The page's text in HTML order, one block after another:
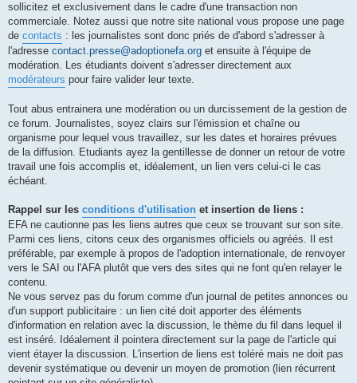
l
u
sollicitez et exclusivement dans le cadre d'une transaction non
commerciale. Notez aussi que notre site national vous propose une page
de contacts : les journalistes sont donc priés de d'abord s'adresser à
l'adresse contact.presse@adoptionefa.org et ensuite à l'équipe de
modération. Les étudiants doivent s'adresser directement aux
modérateurs pour faire valider leur texte.
Tout abus entrainera une modération ou un durcissement de la gestion de
ce forum. Journalistes, soyez clairs sur l'émission et chaîne ou
organisme pour lequel vous travaillez, sur les dates et horaires prévues
de la diffusion. Etudiants ayez la gentillesse de donner un retour de votre
travail une fois accomplis et, idéalement, un lien vers celui-ci le cas
échéant.
Rappel sur les conditions d'utilisation et insertion de liens :
EFA ne cautionne pas les liens autres que ceux se trouvant sur son site.
Parmi ces liens, citons ceux des organismes officiels ou agréés. Il est
préférable, par exemple à propos de l'adoption internationale, de renvoyer
vers le SAI ou l'AFA plutôt que vers des sites qui ne font qu'en relayer le
contenu.
Ne vous servez pas du forum comme d'un journal de petites annonces ou
d'un support publicitaire : un lien cité doit apporter des éléments
d'information en relation avec la discussion, le thème du fil dans lequel il
est inséré. Idéalement il pointera directement sur la page de l'article qui
vient étayer la discussion. L'insertion de liens est toléré mais ne doit pas
devenir systématique ou devenir un moyen de promotion (lien récurrent